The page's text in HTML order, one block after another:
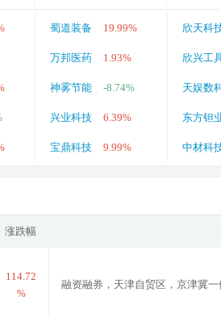
蜀道装备 19.99% 欣天科
万邦医药 1.93% 欣兴工
神雾节能 -8.74% 天娱数
兴业科技 6.39% 东方钽
宝鼎科技 9.99% 中材科
涨跌幅
114.72
%
融资融券，天津自贸区，京津冀